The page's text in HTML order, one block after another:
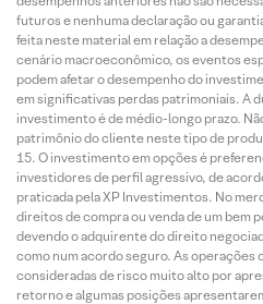
futuros e nenhuma declaração ou
feita neste material em relação a
cenário macroeconômico, os eventos
podem afetar o desempenho do
em significativas perdas patrimoniais. A
investimento é de médio-longo prazo.
patrimônio do cliente neste tipo de
O investimento em opções é
investidores de perfil agressivo, de
praticada pela XP Investimentos. No
direitos de compra ou venda de um bem
devendo o adquirente do direito
como num acordo seguro. As operações
consideradas de risco muito alto por
retorno e algumas posições